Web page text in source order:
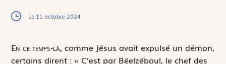
Le 11 octobre 2024
En ce temps-là, comme Jésus avait expulsé un démon,
certains dirent : « C’est par Béelzéboul, le chef des